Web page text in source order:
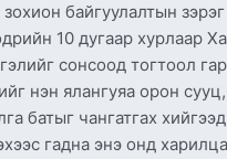
байгуулалтын
10 дугаар хурлаар
сонсоод тогтоол
нэн ялангуяа орон
батыг чангатгах
гадна энэ онд